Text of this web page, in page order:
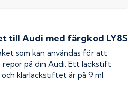
till Audi med färgkod LY8S
som kan användas för att
på din Audi. Ett lackstift
klarlackstiftet är på 9 ml.